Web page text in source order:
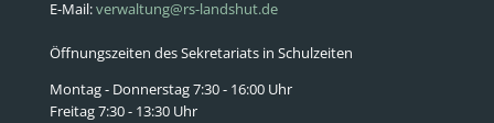
E-Mail:verwaltung@rs-landshut.de
Öffnungszeiten des Sekretariats in Schulzeiten
Montag - Donnerstag 7:30 - 16:00 Uhr
Freitag 7:30 - 13:30 Uhr